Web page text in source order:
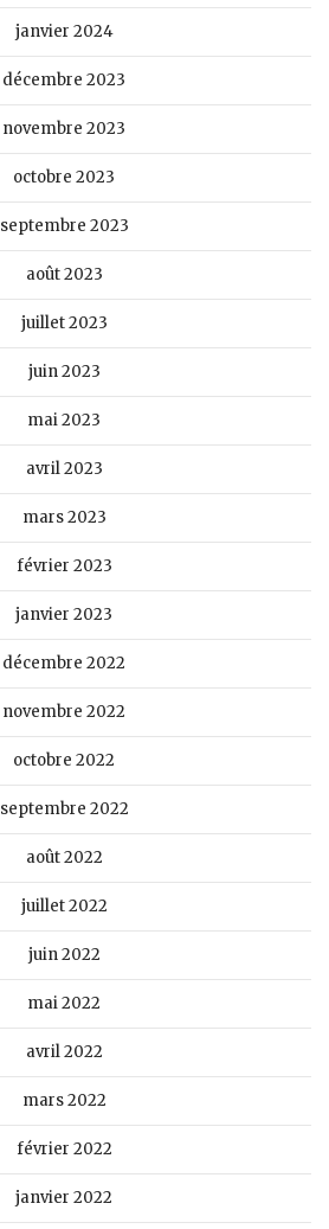
janvier 2024
décembre 2023
novembre 2023
octobre 2023
septembre 2023
août 2023
juillet 2023
juin 2023
mai 2023
avril 2023
mars 2023
février 2023
janvier 2023
décembre 2022
novembre 2022
octobre 2022
septembre 2022
août 2022
juillet 2022
juin 2022
mai 2022
avril 2022
mars 2022
février 2022
janvier 2022